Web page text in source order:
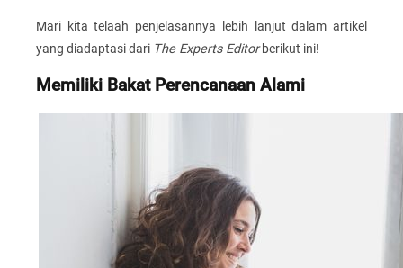
Mari kita telaah penjelasannya lebih lanjut dalam artikel
yang diadaptasi dari The Experts Editorberikut ini!
Memiliki Bakat Perencanaan Alami